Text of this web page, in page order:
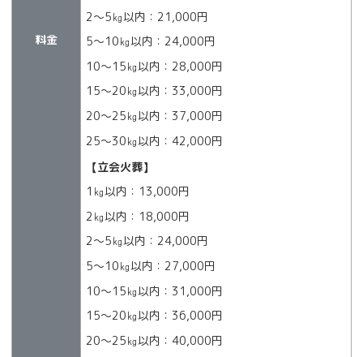
料金
2～5㎏以内：21,000円
5～10㎏以内：24,000円
10～15㎏以内：28,000円
15～20㎏以内：33,000円
20～25㎏以内：37,000円
25～30㎏以内：42,000円
【立会火葬】
1㎏以内：13,000円
2㎏以内：18,000円
2～5㎏以内：24,000円
5～10㎏以内：27,000円
10～15㎏以内：31,000円
15～20㎏以内：36,000円
20～25㎏以内：40,000円